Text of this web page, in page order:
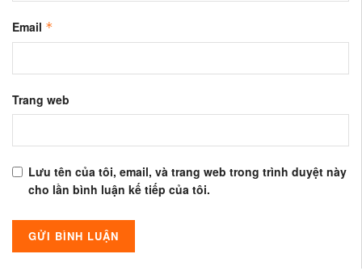
Email *
Trang web
Lưu tên của tôi, email, và trang web trong trình duyệt này
cho lần bình luận kế tiếp của tôi.